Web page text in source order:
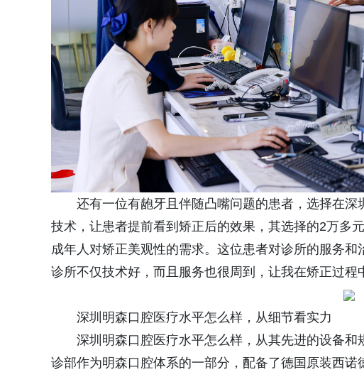
还有一位有龅牙且伴随凸嘴问题的患者，选择在深
技术，让患者提前看到矫正后的效果，其选择的2万多
成年人对矫正美观性的需求。这位患者对诊所的服务
诊所不仅技术好，而且服务也很周到，让我在矫正过程
深圳明森口腔医疗水平怎么样，从细节看实力
深圳明森口腔医疗水平怎么样，从其先进的设备和
诊部作为明森口腔体系的一部分，配备了德国原装西